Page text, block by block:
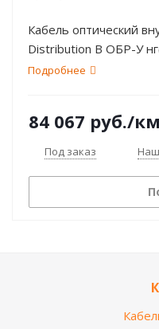
Кабель оптический
Distribution B ОБР-У
Подробнее
84 067 руб./
Под заказ